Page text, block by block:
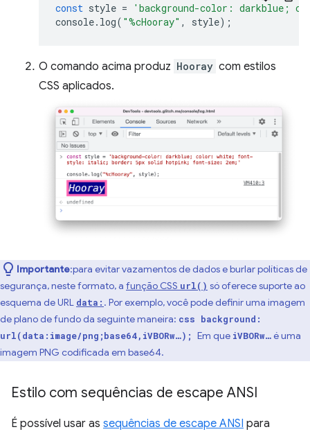
const style =
'background-color:
console. log( "%cHooray" , style);
O comando acima produz Hooray com estilos
CSS aplicados.
Importante:para evitar vazamentos de dados e burlar políticas de
segurança, neste formato, a função CSS url() só oferece suporte ao
esquema de URL data: . Por exemplo, você pode definir uma imagem
de plano de fundo da seguinte maneira: css background:
url(data:image/png;base64,iVBORw…); Em que iVBORw…é uma
imagem PNG codificada em base64.
Estilo com sequências de escape ANSI
É possível usar as sequências de escape ANSI para